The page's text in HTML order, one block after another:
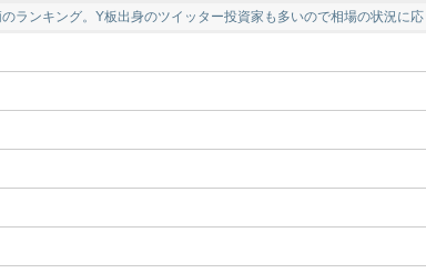
ランキング。Y板出身のツイッター投資家も多いので相場の状況に応